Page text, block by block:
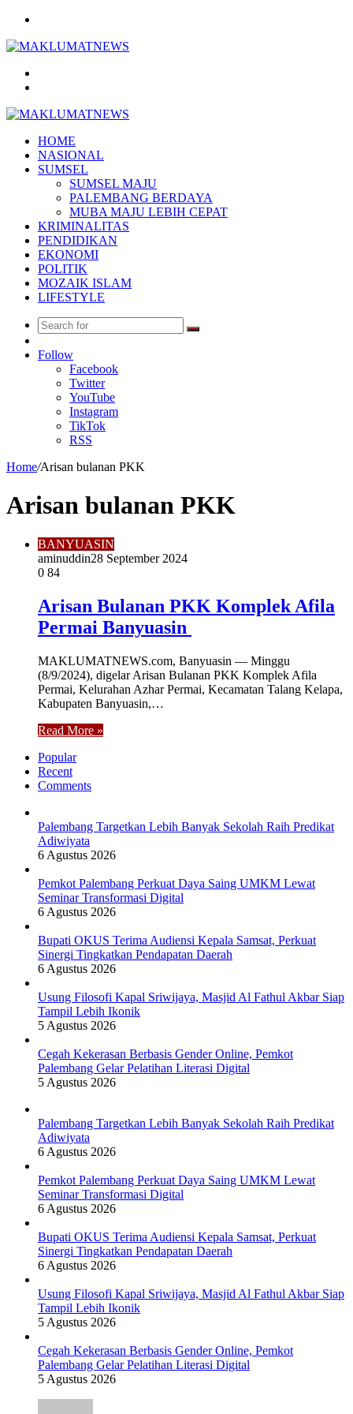
HOME
NASIONAL
SUMSEL
SUMSEL MAJU
PALEMBANG BERDAYA
MUBA MAJU LEBIH CEPAT
KRIMINALITAS
PENDIDIKAN
EKONOMI
POLITIK
MOZAIK ISLAM
LIFESTYLE
Search
Article
Follow
Facebook
Twitter
YouTube
Instagram
TikTok
RSS
Home/Arisan bulanan PKK
Arisan bulanan PKK
BANYUASIN
aminuddin28 September 2024
0 84
Arisan Bulanan PKK Komplek Afila
Permai Banyuasin
MAKLUMATNEWS.com, Banyuasin — Minggu
(8/9/2024), digelar Arisan Bulanan PKK Komplek Afila
Permai, Kelurahan Azhar Permai, Kecamatan Talang Kelapa,
Kabupaten Banyuasin,…
Read More »
Popular
Recent
Comments
Palembang Targetkan Lebih Banyak Sekolah Raih Predikat
Adiwiyata
6 Agustus 2026
Pemkot Palembang Perkuat Daya Saing UMKM Lewat
Seminar Transformasi Digital
6 Agustus 2026
Bupati OKUS Terima Audiensi Kepala Samsat, Perkuat
Sinergi Tingkatkan Pendapatan Daerah
6 Agustus 2026
Usung Filosofi Kapal Sriwijaya, Masjid Al Fathul Akbar Siap
Tampil Lebih Ikonik
5 Agustus 2026
Cegah Kekerasan Berbasis Gender Online, Pemkot
Palembang Gelar Pelatihan Literasi Digital
5 Agustus 2026
Palembang Targetkan Lebih Banyak Sekolah Raih Predikat
Adiwiyata
6 Agustus 2026
Pemkot Palembang Perkuat Daya Saing UMKM Lewat
Seminar Transformasi Digital
6 Agustus 2026
Bupati OKUS Terima Audiensi Kepala Samsat, Perkuat
Sinergi Tingkatkan Pendapatan Daerah
6 Agustus 2026
Usung Filosofi Kapal Sriwijaya, Masjid Al Fathul Akbar Siap
Tampil Lebih Ikonik
5 Agustus 2026
Cegah Kekerasan Berbasis Gender Online, Pemkot
Palembang Gelar Pelatihan Literasi Digital
5 Agustus 2026